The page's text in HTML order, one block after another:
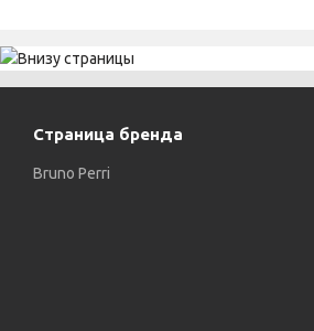
Страница бренда
Bruno Perri